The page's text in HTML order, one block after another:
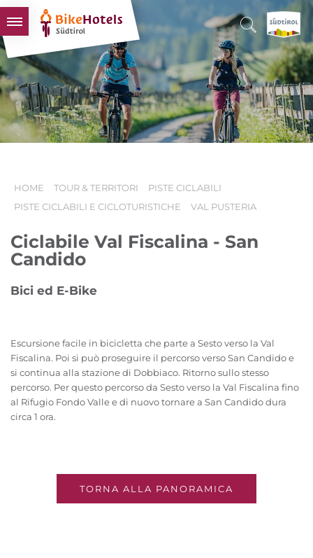
BIKEHOTELS
HOTELS & PACCHETTI
TOUR & TERRITORI
L'ALTO ADIGE & NOI
HOME TOUR & TERRITORI
PISTE CICLABILI
PISTE CICLABILI E CICLOTURISTICHE
VAL PUSTERIA
Ciclabile Val Fiscalina - San
Candido
Bici ed E-Bike
Escursione facile in bicicletta che parte a Sesto verso la Val
Fiscalina. Poi si può proseguire il percorso verso San Candido e
si continua alla stazione di Dobbiaco. Ritorno sullo stesso
percorso. Per questo percorso da Sesto verso la Val Fiscalina fino
al Rifugio Fondo Valle e di nuovo tornare a San Candido dura
circa 1 ora.
TORNA ALLA PANORAMICA